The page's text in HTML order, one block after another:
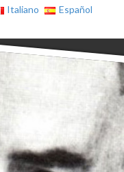
Italiano
Español